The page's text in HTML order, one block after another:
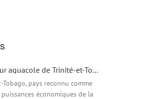
Le secteur aquacole de Trinité-et-Tobago se bat pour contrer la tendance régionale
pays reconnu comme
économiques de la